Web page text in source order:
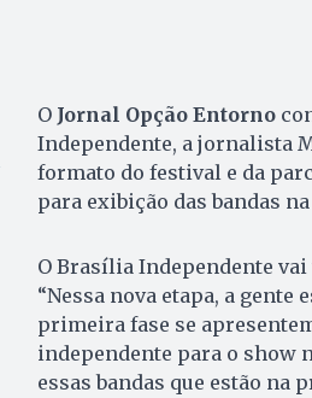
O Jornal Opção Entorno
Independente, a jornalista
formato do festival e da
para exibição das bandas
O Brasília Independente
“Nessa nova etapa, a
primeira fase se
independente para o show
essas bandas que estão na